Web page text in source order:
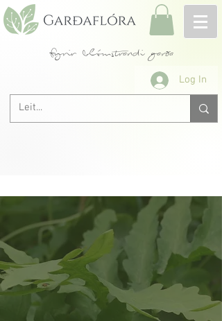
fyrir blómstrandi garða
Log In